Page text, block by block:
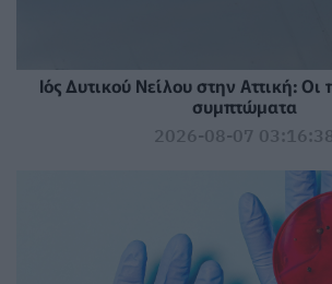
Ιός Δυτικού Νείλου στην Αττική: Οι
συμπτώματα
2026-08-07 03:16:38